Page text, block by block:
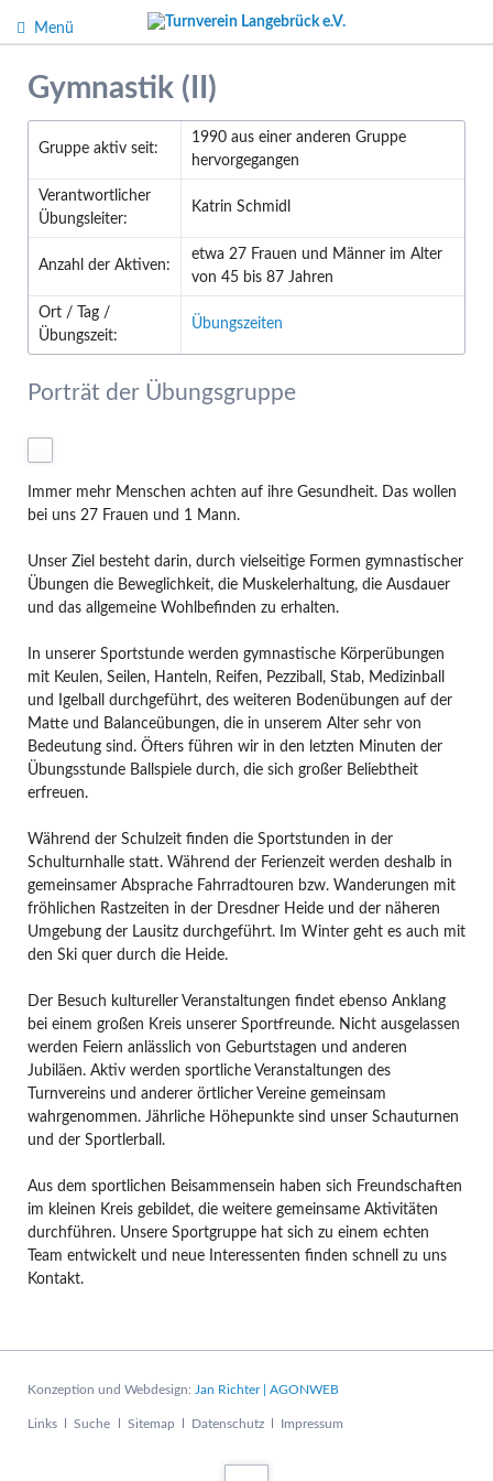
Menü
Gymnastik (II)
Gruppe aktiv seit:
1990 aus einer anderen Gruppe
hervorgegangen
Verantwortlicher
Übungsleiter:
Katrin Schmidl
Anzahl der Aktiven:
etwa 27 Frauen und Männer im Alter
von 45 bis 87 Jahren
Ort / Tag /
Übungszeit:
Übungszeiten
Porträt der Übungsgruppe
Immer mehr Menschen achten auf ihre Gesundheit. Das wollen
bei uns 27 Frauen und 1 Mann.
Unser Ziel besteht darin, durch vielseitige Formen gymnastischer
Übungen die Beweglichkeit, die Muskelerhaltung, die Ausdauer
und das allgemeine Wohlbefinden zu erhalten.
In unserer Sportstunde werden gymnastische Körperübungen
mit Keulen, Seilen, Hanteln, Reifen, Pezziball, Stab, Medizinball
und Igelball durchgeführt, des weiteren Bodenübungen auf der
Matte und Balanceübungen, die in unserem Alter sehr von
Bedeutung sind. Öfters führen wir in den letzten Minuten der
Übungsstunde Ballspiele durch, die sich großer Beliebtheit
erfreuen.
Während der Schulzeit finden die Sportstunden in der
Schulturnhalle statt. Während der Ferienzeit werden deshalb in
gemeinsamer Absprache Fahrradtouren bzw. Wanderungen mit
fröhlichen Rastzeiten in der Dresdner Heide und der näheren
Umgebung der Lausitz durchgeführt. Im Winter geht es auch mit
den Ski quer durch die Heide.
Der Besuch kultureller Veranstaltungen findet ebenso Anklang
bei einem großen Kreis unserer Sportfreunde. Nicht ausgelassen
werden Feiern anlässlich von Geburtstagen und anderen
Jubiläen. Aktiv werden sportliche Veranstaltungen des
Turnvereins und anderer örtlicher Vereine gemeinsam
wahrgenommen. Jährliche Höhepunkte sind unser Schauturnen
und der Sportlerball.
Aus dem sportlichen Beisammensein haben sich Freundschaften
im kleinen Kreis gebildet, die weitere gemeinsame Aktivitäten
durchführen. Unsere Sportgruppe hat sich zu einem echten
Team entwickelt und neue Interessenten finden schnell zu uns
Kontakt.
Konzeption und Webdesign: Jan Richter | AGONWEB
Navigation
Links Suche Sitemap Datenschutz Impressum